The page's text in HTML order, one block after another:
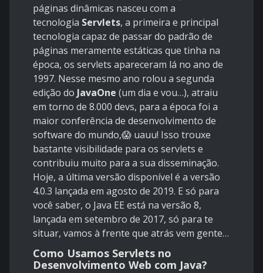
páginas dinâmicas nasceu com a
tecnologia Servlets, a primeira e principal
tecnologia capaz de passar do padrão de
páginas meramente estáticas que tinha na
época, os servlets apareceram lá no ano de
1997. Nesse mesmo ano rolou a segunda
edição do JavaOne (um dia e vou…), atraiu
em torno de 8.000 devs, para a época foi a
maior conferência de desenvolvimento de
software do mundo,😱 uauu! Isso trouxe
bastante visibilidade para os servlets e
contribuiu muito para a sua disseminação.
Hoje, a última versão disponível é a versão
4.0.3 lançada em agosto de 2019. E só para
você saber, o Java EE está na versão 8,
lançada em setembro de 2017, só para te
situar, vamos à frente que atrás vem gente…
Como Usamos Servlets no
Desenvolvimento Web com Java?